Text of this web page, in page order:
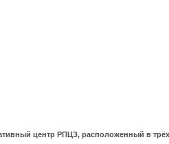
центр РПЦЗ, расположенный в